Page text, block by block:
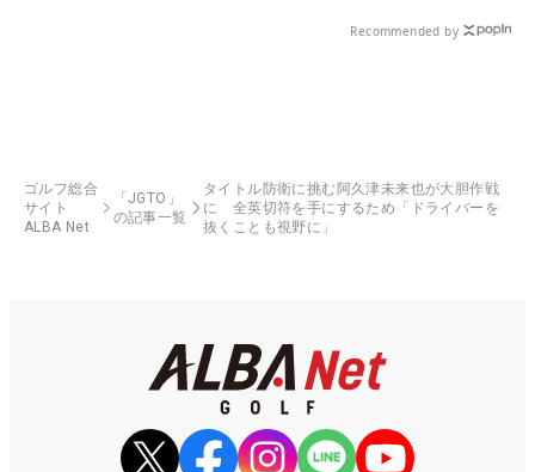
Recommended by
ゴルフ総合
サイト
ALBA Net
「JGTO」
の記事一覧
タイトル防衛に挑む阿久津未来也が大胆作戦
に 全英切符を手にするため「ドライバーを
抜くことも視野に」